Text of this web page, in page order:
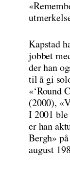
Kapstad
jobbet
der han
til å gi
«‘Round
(2000),
I 2001
er han
Bergh»
august